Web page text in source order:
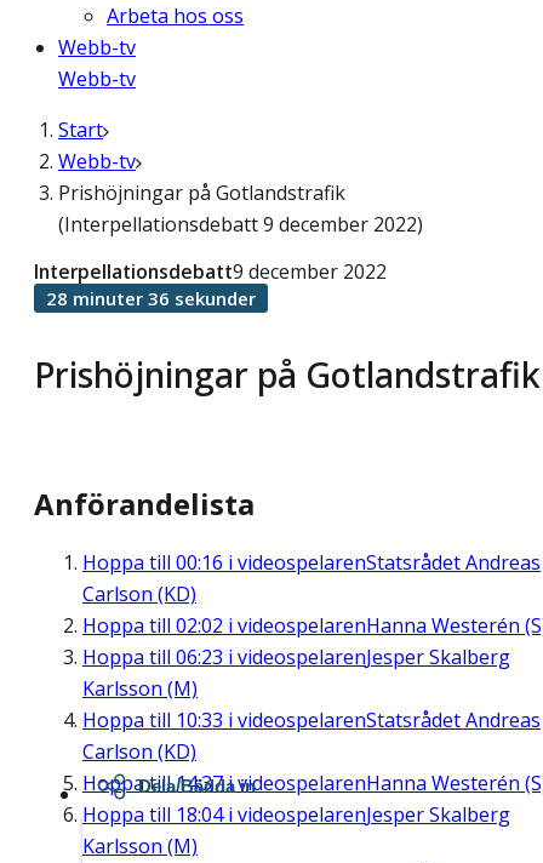
Arbeta hos oss
Webb-tv
Webb-tv
Start
Webb-tv
Prishöjningar på Gotlandstrafik
(Interpellationsdebatt 9 december 2022)
Prishöjningar på Gotlandstrafik
Interpellationsdebatt9 december 2022
28 minuter 36 sekunder
Anförandelista
Hoppa till 00:16 i videospelarenStatsrådet Andreas
Carlson (KD)
Hoppa till 02:02 i videospelarenHanna Westerén
Hoppa till 06:23 i videospelarenJesper Skalberg
Karlsson (M)
Hoppa till 10:33 i videospelarenStatsrådet Andreas
Carlson (KD)
Hoppa till14:37i videospelarenHanna Westerén
Hoppa till 18:04i videospelarenJesper Skalberg
Karlsson (M)
Dela/Bädda in